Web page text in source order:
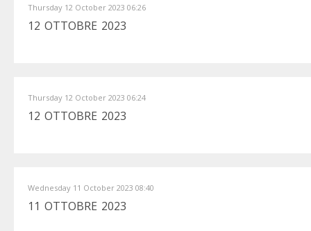
Thursday 12 October 2023 06:26
12 OTTOBRE 2023
Thursday 12 October 2023 06:24
12 OTTOBRE 2023
Wednesday 11 October 2023 08:40
11 OTTOBRE 2023